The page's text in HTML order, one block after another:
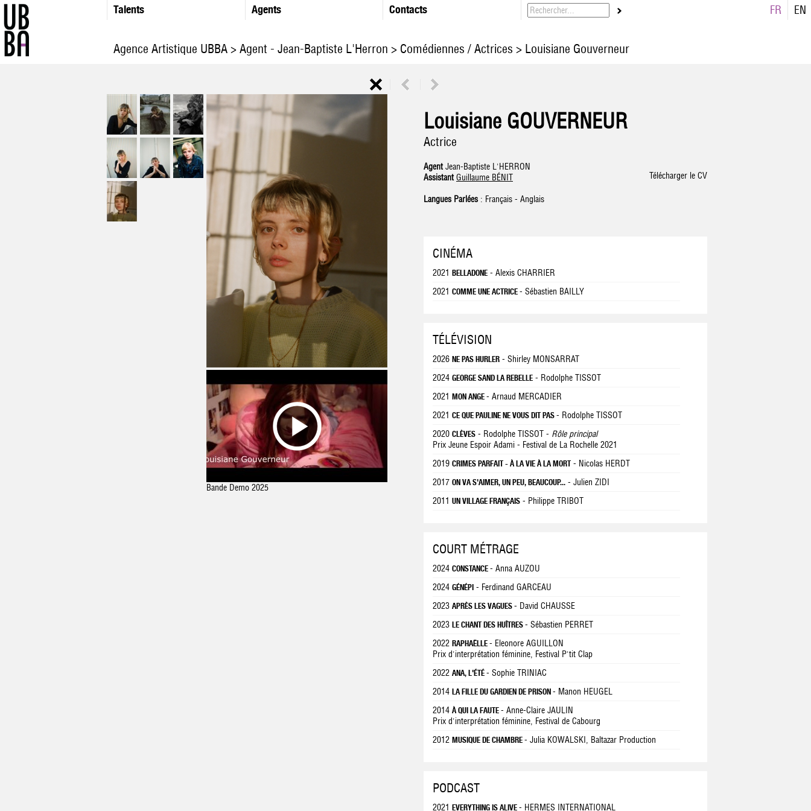
Talents Agents Contacts FR EN
Agence Artistique UBBA>Agent - Jean-Baptiste L'Herron > Comédiennes / Actrices> Louisiane Gouverneur
Bande Demo 2025
Louisiane GOUVERNEUR
Actrice
AgentJean-Baptiste L'HERRON
AssistantGuillaume BÉNIT Télécharger le CV
Langues Parlées: Français - Anglais
CINÉMA
2021 BELLADONE - Alexis CHARRIER
2021 COMME UNE ACTRICE - Sébastien BAILLY
TÉLÉVISION
2026 NE PAS HURLER - Shirley MONSARRAT
2024 GEORGE SAND LA REBELLE - Rodolphe TISSOT
2021 MON ANGE - Arnaud MERCADIER
2021 CE QUE PAULINE NE VOUS DIT PAS - Rodolphe TISSOT
2020 CLÈVES - Rodolphe TISSOT - Rôle principal
Prix Jeune Espoir Adami - Festival de La Rochelle 2021
2019 CRIMES PARFAIT - À LA VIE À LA MORT - Nicolas HERDT
2017 ON VA S'AIMER, UN PEU, BEAUCOUP... - Julien ZIDI
2011 UN VILLAGE FRANÇAIS - Philippe TRIBOT
COURT MÉTRAGE
2024 CONSTANCE - Anna AUZOU
2024 GÉNÉPI - Ferdinand GARCEAU
2023 APRÈS LES VAGUES - David CHAUSSE
2023 LE CHANT DES HUÎTRES - Sébastien PERRET
2022 RAPHAËLLE - Eleonore AGUILLON
Prix d'interprétation féminine, Festival P'tit Clap
2022 ANA, L'ÉTÉ - Sophie TRINIAC
2014 LA FILLE DU GARDIEN DE PRISON - Manon HEUGEL
2014 À QUI LA FAUTE - Anne-Claire JAULIN
Prix d'interprétation féminine, Festival de Cabourg
2012 MUSIQUE DE CHAMBRE - Julia KOWALSKI, Baltazar Production
PODCAST
2021 EVERYTHING IS ALIVE - HERMES INTERNATIONAL